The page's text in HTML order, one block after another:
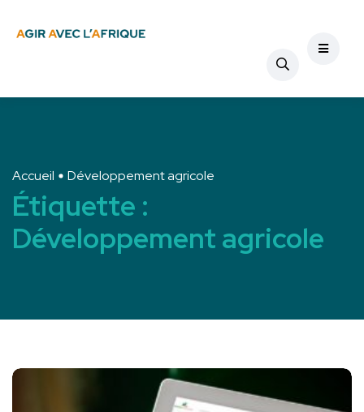
Accueil Développement agricole
Étiquette :
Développement agricole